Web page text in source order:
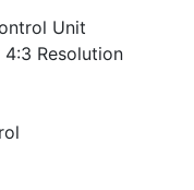
Unit
4:3 Resolution